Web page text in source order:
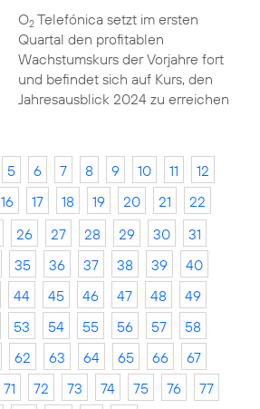
O2Telefónica setzt im ersten
Quartal den profitablen
Wachstumskurs der Vorjahre fort
und befindet sich auf Kurs, den
Jahresausblick 2024 zu erreichen
5 6 7 8 9 10 11
12
16 17 18 19 20 21
22
26 27 28 29 30
31
35 36 37 38 39
40
44 45 46 47 48
49
53 54 55 56 57
58
62 63 64 65 66
67
71 72 73 74 75 76
77